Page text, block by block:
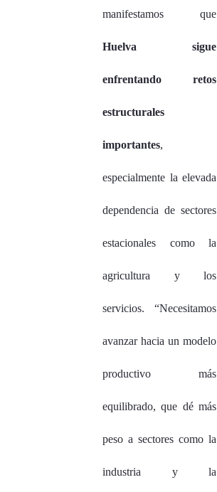
manifestamos que
Huelva sigue
enfrentando retos
estructurales
importantes,
especialmente la elevada
dependencia de sectores
estacionales como la
agricultura y los
servicios. “Necesitamos
avanzar hacia un modelo
productivo más
equilibrado, que dé más
peso a sectores como la
industria y la